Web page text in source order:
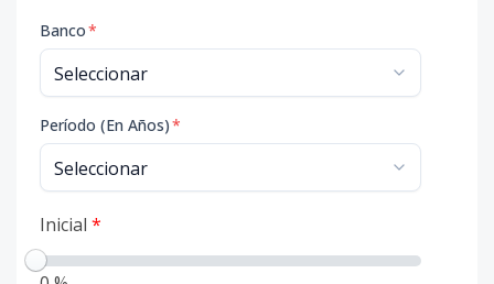
Banco*
Período (En Años)*
Inicial *